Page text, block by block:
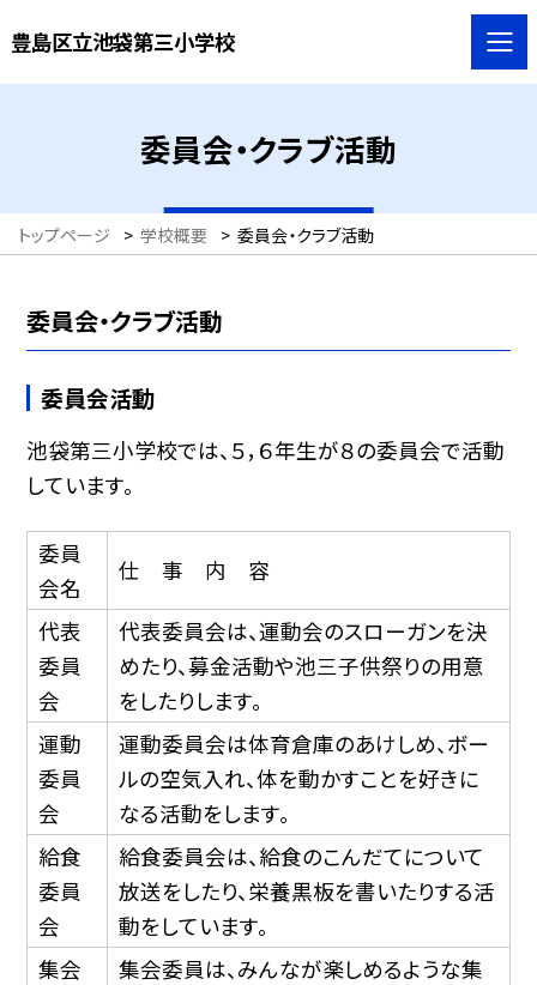
豊島区立池袋第三小学校
委員会・クラブ活動
トップページ > 学校概要 > 委員会・クラブ活動
委員会・クラブ活動
委員会活動
池袋第三小学校では、５，６年生が８の委員会で活動
しています。
委員
会名
仕 事 内 容
代表
委員
会
代表委員会は、運動会のスローガンを決
めたり、募金活動や池三子供祭りの用意
をしたりします。
運動
委員
会
運動委員会は体育倉庫のあけしめ、ボー
ルの空気入れ、体を動かすことを好きに
なる活動をします。
給食
委員
会
給食委員会は、給食のこんだてについて
放送をしたり、栄養黒板を書いたりする活
動をしています。
集会
集会委員は、みんなが楽しめるような集